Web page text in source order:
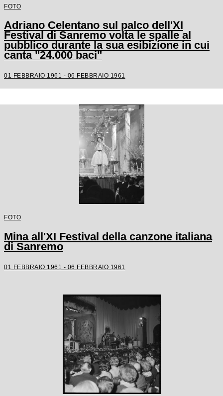
FOTO
Adriano Celentano sul palco dell'XI
Festival di Sanremo volta le spalle al
pubblico durante la sua esibizione in cui
canta "24.000 baci"
01 FEBBRAIO 1961 - 06 FEBBRAIO 1961
FOTO
Mina all'XI Festival della canzone italiana
di Sanremo
01 FEBBRAIO 1961 - 06 FEBBRAIO 1961